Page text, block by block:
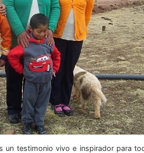
un testimonio vivo e inspirador para